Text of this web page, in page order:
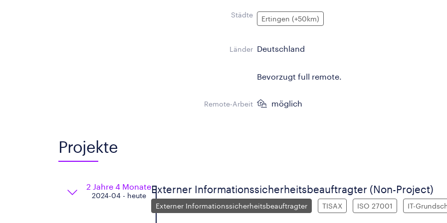
Städte Ertingen (+50km)
Länder Deutschland
Bevorzugt full remote.
Remote-Arbeit möglich
Projekte
2 Jahre 4 Monate
2024-04 - heute
Externer Informationssicherheitsbeauftragter (Non-Project)
Externer Informationssicherheitsbeauftragter TISAX ISO 27001 IT-